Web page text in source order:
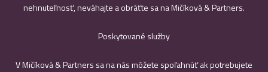
nehnuteľnosť, neváhajte a obráťte sa na Mičíková & Partners.
Poskytované služby
V Mičíková & Partners sa na nás môžete spoľahnúť ak potrebujete